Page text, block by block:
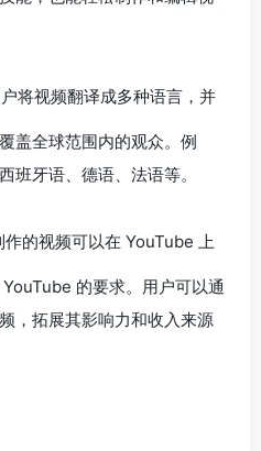
将视频翻译成多种语言，并
盖全球范围内的观众。例
班牙语、德语、法语等。
作的视频可以在 YouTube 上
的要求。用户可以通
，拓展其影响力和收入来源